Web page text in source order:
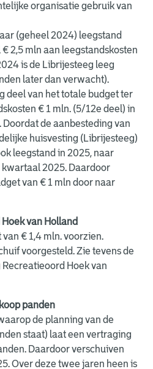
organisatie gebruik van
(geheel 2024) leegstand
2,5 mln aan leegstandskosten
is de Librijesteeg leeg
later dan verwacht).
deel van het totale budget ter
€ 1 mln. (5/12e deel) in
de aanbesteding van
huisvesting (Librijesteeg)
leegstand in 2025, naar
2025. Daardoor
van € 1 mln door naar
van Holland
€ 1,4 mln. voorzien.
voorgesteld. Zie tevens de
Hoek van
panden
de planning van de
staat) laat een vertraging
Daardoor verschuiven
Over deze twee jaren heen is